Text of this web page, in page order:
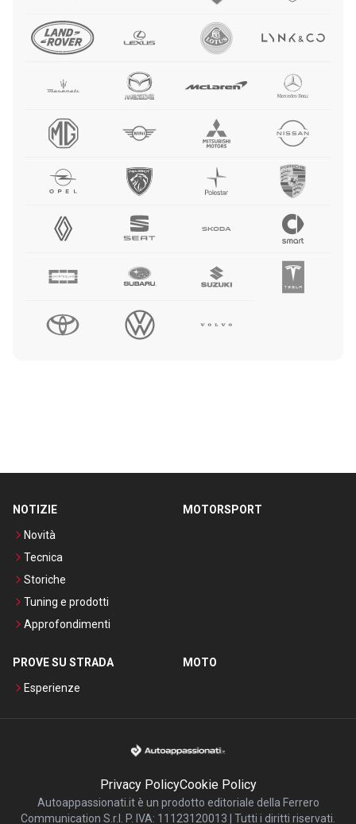
NOTIZIE
Novità
Tecnica
Storiche
Tuning e prodotti
Approfondimenti
MOTORSPORT
PROVE SU STRADA
Esperienze
MOTO
Privacy PolicyCookie Policy
Autoappassionati.it è un prodotto editoriale della Ferrero
Communication S.r.l. P. IVA: 11123120013 | Tutti i diritti riservati.